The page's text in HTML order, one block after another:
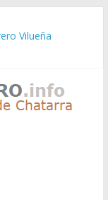
Vilueña
Zuera
Zaragoza
Zaida
Vistabella